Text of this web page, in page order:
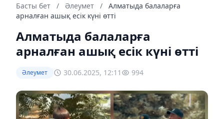
Басты бет / Әлеумет /
Алматыда балаларға
арналған ашық есік күні өтті
Алматыда балаларға
арналған ашық есік күні өтті
Әлеумет 30.06.2025, 12:11 994